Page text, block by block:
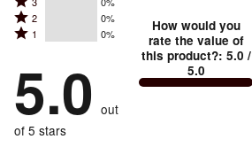
stars
by
of
reviewers
4
stars
by
of
reviewers
3
stars
0%
of
reviewers
Rated
2
by
0%
of
reviewers
2 0%
Rated
stars
by
0%
of
1 0%
5.0 out
of 5 stars
How would you
rate the value of
this product?: 5.0 /
5.0